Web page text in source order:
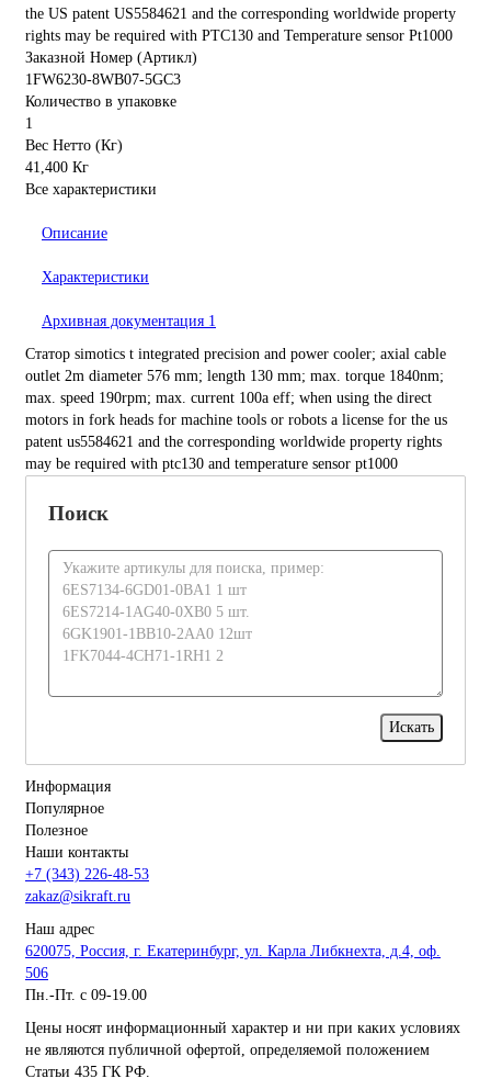
the US patent US5584621 and the corresponding worldwide property
rights may be required with PTC130 and Temperature sensor Pt1000
Заказной Номер (Артикл)
1FW6230-8WB07-5GC3
Количество в упаковке
1
Вес Нетто (Кг)
41,400 Кг
Все характеристики
Описание
Характеристики
Архивная документация 1
Статор simotics t integrated precision and power cooler; axial cable
outlet 2m diameter 576 mm; length 130 mm; max. torque 1840nm;
max. speed 190rpm; max. current 100a eff; when using the direct
motors in fork heads for machine tools or robots a license for the us
patent us5584621 and the corresponding worldwide property rights
may be required with ptc130 and temperature sensor pt1000
Поиск
Информация
Популярное
Полезное
Наши контакты
+7 (343) 226-48-53
zakaz@sikraft.ru
Наш адрес
620075, Россия, г. Екатеринбург, ул. Карла Либкнехта, д.4, оф.
506
Пн.-Пт. с 09-19.00
Цены носят информационный характер и ни при каких условиях
не являются публичной офертой, определяемой положением
Статьи 435 ГК РФ.